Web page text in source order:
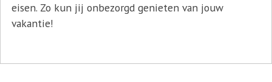
eisen. Zo kun jij onbezorgd genieten van jouw
vakantie!